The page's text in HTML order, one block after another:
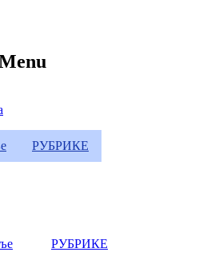
РУБРИКЕ
РУБРИКЕ